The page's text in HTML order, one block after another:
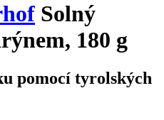
Solný
180 g
pomocí tyrolských